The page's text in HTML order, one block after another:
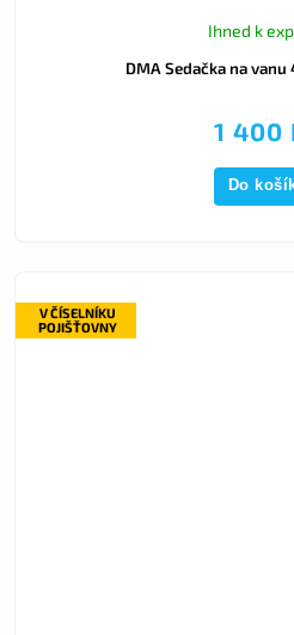
DMA Sedačka na
Ihned k
1 400
Do
V ČÍSELNÍKU
POJIŠŤOVNY